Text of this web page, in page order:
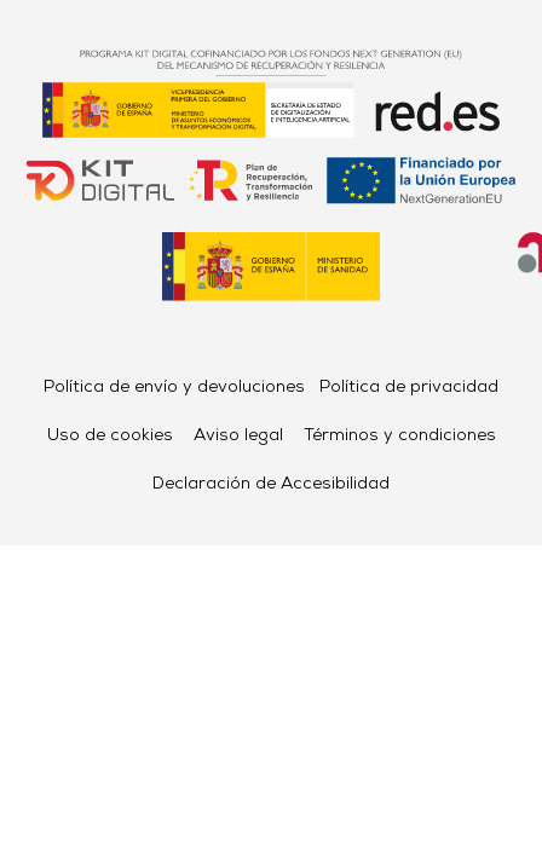
Política de envío y devoluciones Política de privacidad
Uso de cookies Aviso legal Términos y condiciones
Declaración de Accesibilidad